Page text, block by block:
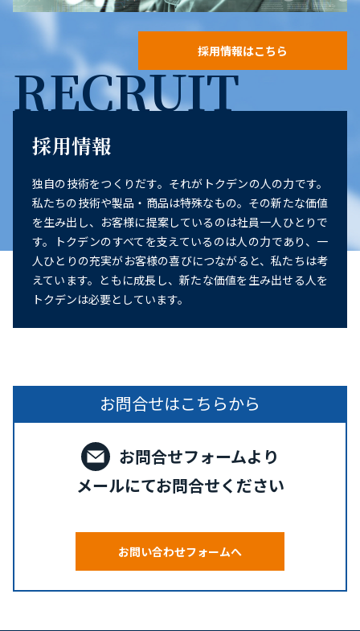
採用情報はこちら
RECRUIT
採用情報
独自の技術をつくりだす。それがトクデンの人の力です。
私たちの技術や製品・商品は特殊なもの。その新たな価値
を生み出し、お客様に提案しているのは社員一人ひとりで
す。トクデンのすべてを支えているのは人の力であり、一
人ひとりの充実がお客様の喜びにつながると、私たちは考
えています。ともに成長し、新たな価値を生み出せる人を
トクデンは必要としています。
お問合せはこちらから
お問合せフォームより
メールにてお問合せください
お問い合わせフォームへ